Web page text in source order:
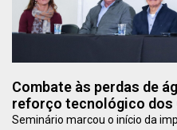
Combate às perdas de
reforço tecnológico dos
Seminário marcou o início da